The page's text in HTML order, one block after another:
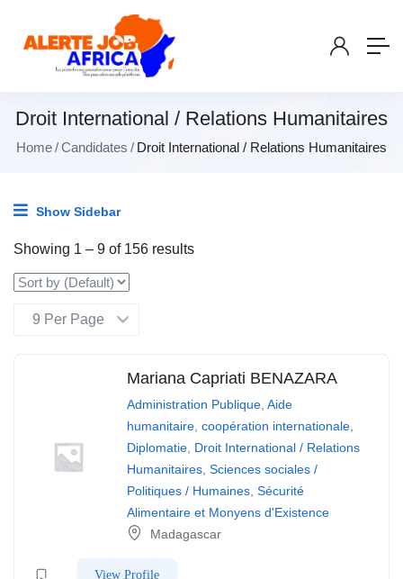
Droit International / Relations Humanitaires
Home Candidates Droit International / Relations Humanitaires
Show Sidebar
Showing 1 – 9 of 156 results
Mariana Capriati BENAZARA
Administration Publique, Aide
humanitaire, coopération internationale,
Diplomatie, Droit International / Relations
Humanitaires, Sciences sociales /
Politiques / Humaines, Sécurité
Alimentaire et Monyens d'Existence
Madagascar
View Profile